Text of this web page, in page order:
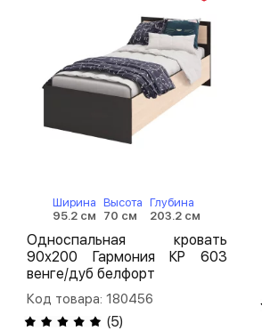
Ширина
95.2 см
Высота
70 см
Глубина
203.2 см
Односпальная кровать
90х200 Гармония КР 603
венге/дуб белфорт
Код товара: 180456
(5)